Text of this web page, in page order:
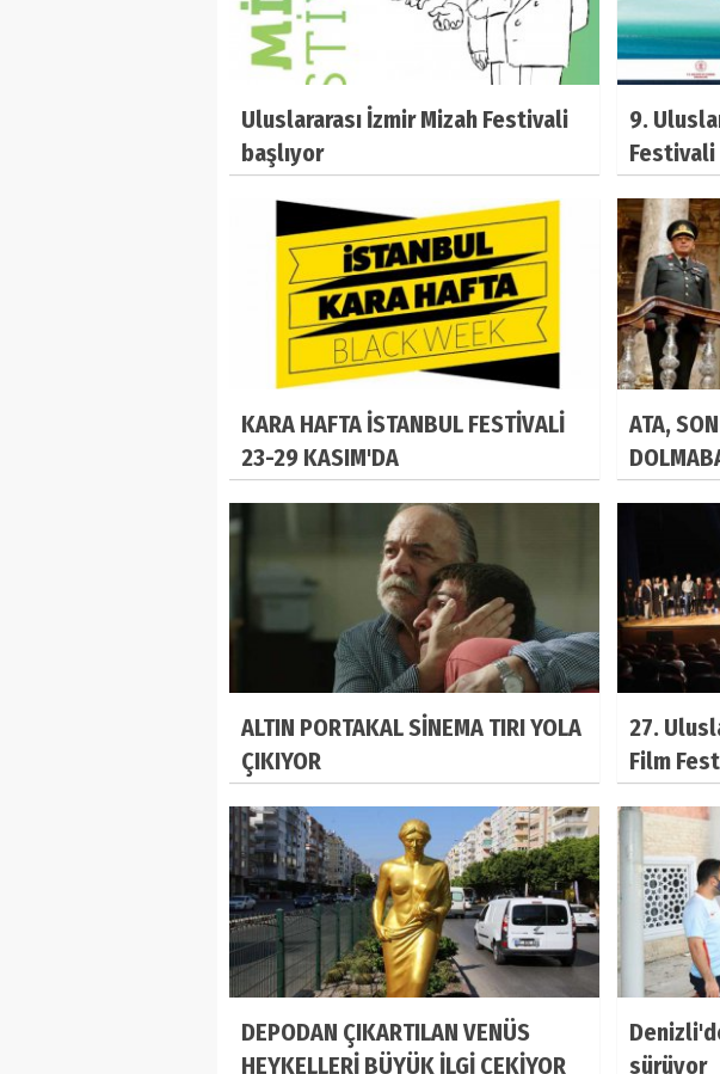
Uluslararası İzmir Mizah Festivali
başlıyor
9.
Festivali
KARA HAFTA İSTANBUL FESTİVALİ
23-29 KASIM'DA
ATA,
ALTIN PORTAKAL SİNEMA TIRI YOLA
ÇIKIYOR
27.
Film
DEPODAN ÇIKARTILAN VENÜS
HEYKELLERİ BÜYÜK İLGİ ÇEKİYOR
sürüyor